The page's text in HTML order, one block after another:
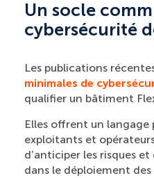
Un socle
cybersécurité
Les publications
minimales de
qualifier un bâtiment
Elles offrent un
exploitants et
d’anticiper les risques
dans le déploiement